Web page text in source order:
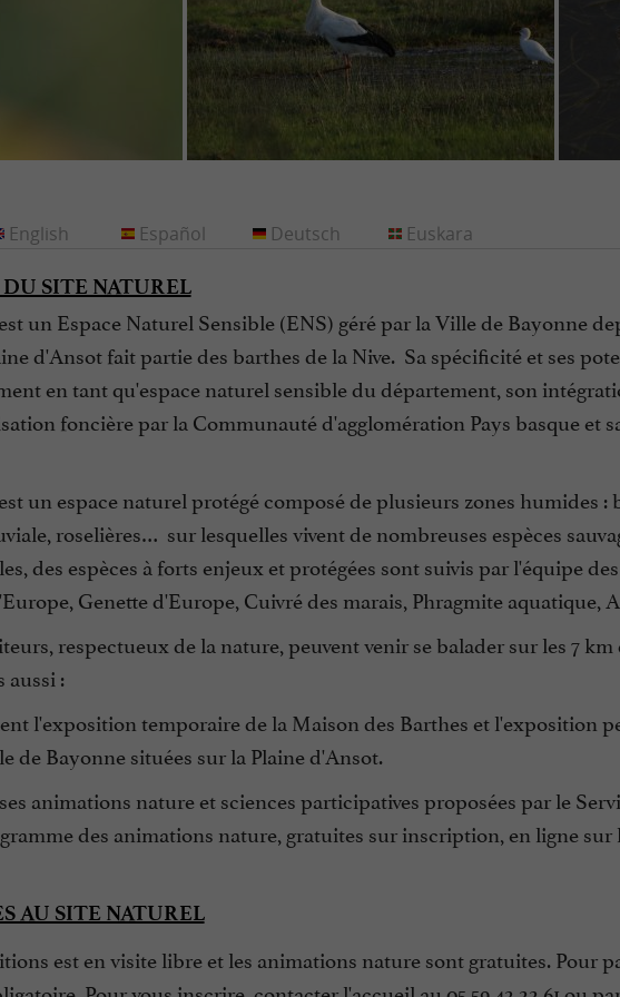
SITE NATUREL
un Espace Naturel Sensible (ENS) géré par la Ville de Bayonne
d'Ansot fait partie des barthes de la Nive. Sa spécificité et ses
en tant qu'espace naturel sensible du département, son
foncière par la Communauté d'agglomération Pays basque et
un espace naturel protégé composé de plusieurs zones humides :
roselières… sur lesquelles vivent de nombreuses espèces
des espèces à forts enjeux et protégées sont suivis par l'équipe
Genette d'Europe, Cuivré des marais, Phragmite aquatique,
respectueux de la nature, peuvent venir se balader sur les 7 km
aussi :
l'exposition temporaire de la Maison des Barthes et l'exposition
de Bayonne situées sur la Plaine d'Ansot.
animations nature et sciences participatives proposées par le
des animations nature, gratuites sur inscription, en ligne
AU SITE NATUREL
est en visite libre et les animations nature sont gratuites. Pour
English Español Deutsch Euskara